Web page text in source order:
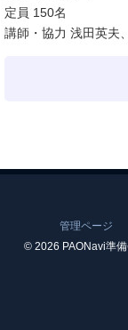
定員 150名
講師・協力 浅田英夫
管理ページ
© 2026 PAONavi準